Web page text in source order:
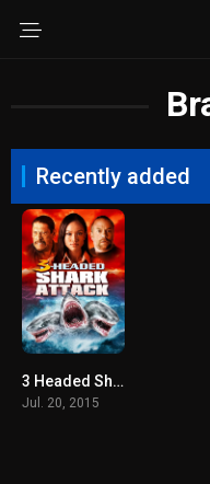
Recently added
3 Headed Shark Attack (2015) โคตรฉลาม 3 หัวเพชฌฆาต
Jul. 20, 2015